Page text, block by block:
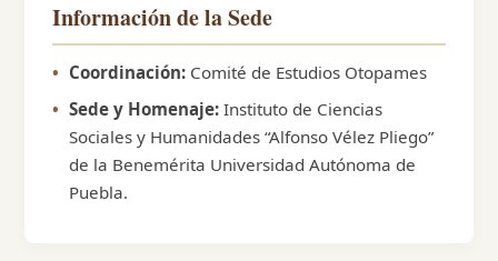
Información de la Sede
Coordinación: Comité de Estudios Otopames
Sede y Homenaje: Instituto de Ciencias
Sociales y Humanidades “Alfonso Vélez Pliego”
de la Benemérita Universidad Autónoma de
Puebla.